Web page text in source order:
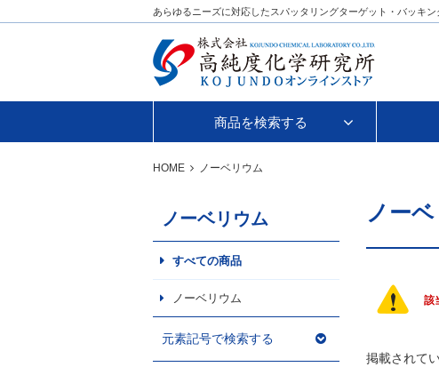
あらゆるニーズに対応したスパッタリングターゲット・バッキ
商品を検索する
HOME ノーベリウム
ノーベリウム
すべての商品
ノーベリウム
元素記号で検索する
ノー
該
掲載されて